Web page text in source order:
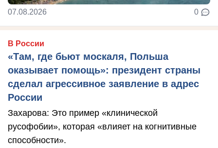
07.08.2026 0
В России
«Там, где бьют москаля, Польша
оказывает помощь»: президент страны
сделал агрессивное заявление в адрес
России
Захарова: Это пример «клинической
русофобии», которая «влияет на когнитивные
способности».